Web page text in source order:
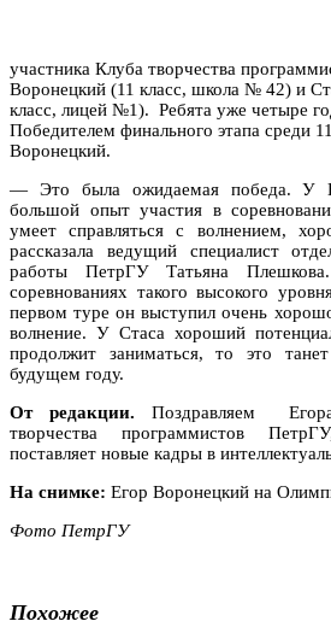
участника Клуба творчества
Воронецкий (11 класс, школа № 42) и
класс, лицей №1). Ребята уже четыре
Победителем финального этапа среди
Воронецкий.
— Это была ожидаемая победа. У
большой опыт участия в
умеет справляться с волнением,
рассказала ведущий специалист
работы ПетрГУ Татьяна
соревнованиях такого высокого
первом туре он выступил очень
волнение. У Стаса хороший
продолжит заниматься, то это
будущем году.
От редакции. Поздравляем
творчества программистов
поставляет новые кадры в
На снимке: Егор Воронецкий на
Фото ПетрГУ
Похожее